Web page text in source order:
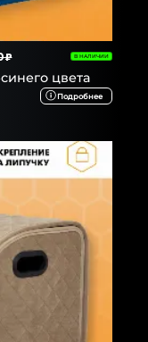
₽ В НАЛИЧИИ
цвета
Подробнее